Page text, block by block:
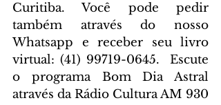
Curitiba. Você pode pedir
também através do nosso
Whatsapp e receber seu livro
virtual: (41) 99719-0645.
Escute
o programa Bom Dia Astral
através da Rádio Cultura AM 930